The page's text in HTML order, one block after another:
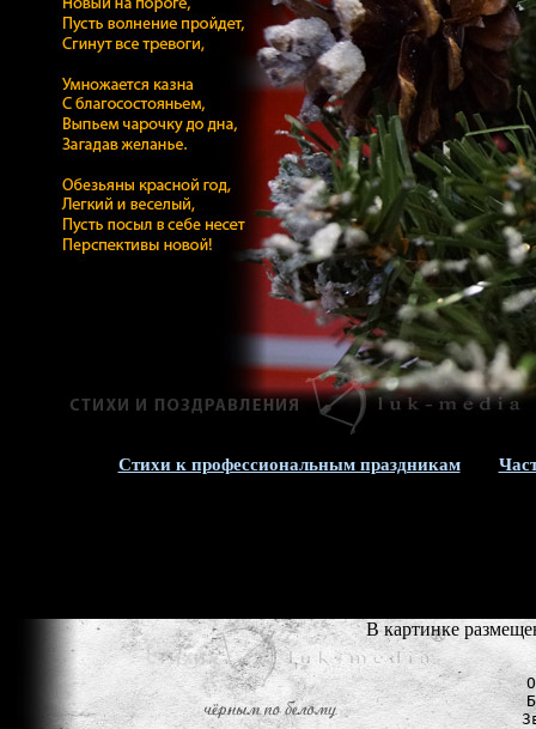
Стихи к профессиональным праздникам
В картинке